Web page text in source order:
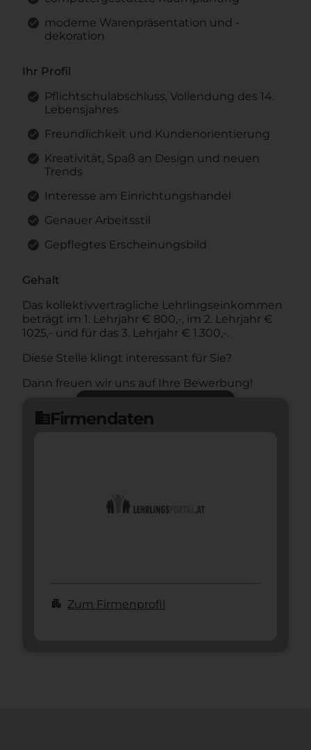
moderne Warenpräsentation und -
dekoration
Ihr Profil
Pflichtschulabschluss, Vollendung des 14.
Lebensjahres
Freundlichkeit und Kundenorientierung
Kreativität, Spaß an Design und neuen
Trends
Interesse am Einrichtungshandel
Genauer Arbeitsstil
Gepflegtes Erscheinungsbild
Gehalt
Das kollektivvertragliche Lehrlingseinkommen
beträgt im 1. Lehrjahr € 800,-, im 2. Lehrjahr €
1025,- und für das 3. Lehrjahr € 1.300,-.
Diese Stelle klingt interessant für Sie?
Dann freuen wir uns auf Ihre Bewerbung!
domainFirmendaten
apartment Zum Firmenprofil